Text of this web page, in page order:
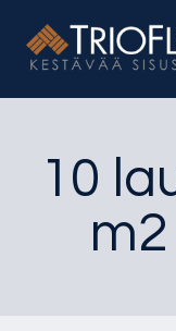
sisältöön
10